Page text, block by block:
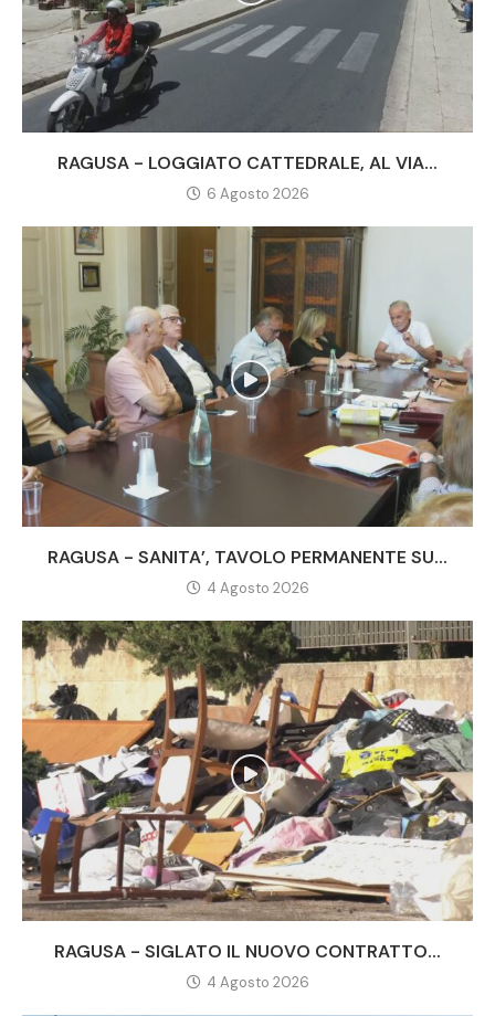
RAGUSA - LOGGIATO CATTEDRALE, AL VIA...
6 Agosto 2026
RAGUSA - SANITA’, TAVOLO PERMANENTE SU...
4 Agosto 2026
RAGUSA - SIGLATO IL NUOVO CONTRATTO...
4 Agosto 2026